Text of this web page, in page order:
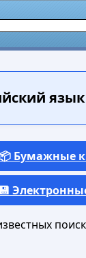
📦 Бумажные
💾